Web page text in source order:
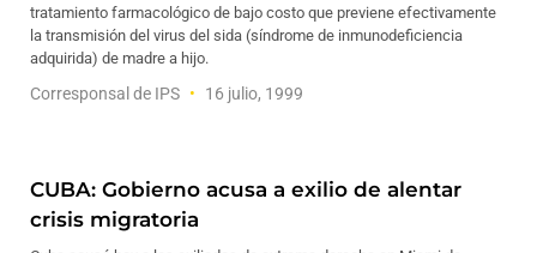
tratamiento farmacológico de bajo costo que previene efectivamente
la transmisión del virus del sida (síndrome de inmunodeficiencia
adquirida) de madre a hijo.
Corresponsal de IPS 16 julio, 1999
CUBA: Gobierno acusa a exilio de alentar
crisis migratoria